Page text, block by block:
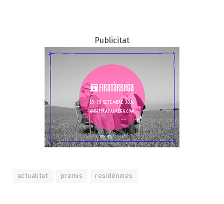
Publicitat
actualitat premis residències